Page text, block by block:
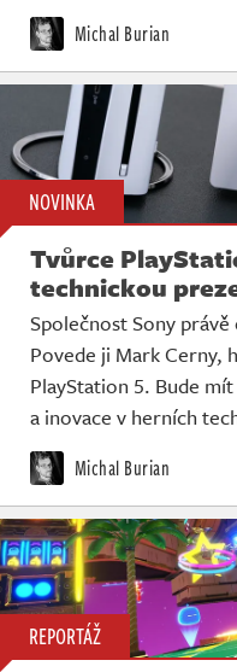
Michal Burian
NOVINKA
Tvůrce
technickou
Společnost Sony
Povede ji Mark Cerny,
PlayStation 5. Bude
a inovace v herních
Michal Burian
REPORTÁŽ